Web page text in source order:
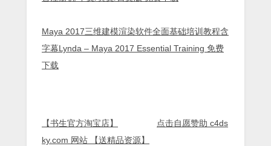
Maya 2017三维建模渲染软件全面基础培训教程含
字幕Lynda – Maya 2017 Essential Training 免费
下载
【书生官方淘宝店】
点击自愿赞助 c4ds
ky.com 网站 【送精品资源】